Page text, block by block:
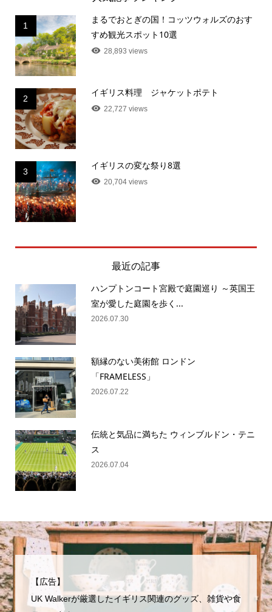
1
まるでおとぎの国！コッツウォルズのおす
すめ観光スポット10選
28,893 views
2
イギリス料理 ジャケットポテト
22,727 views
3
イギリスの変な祭り8選
20,704 views
最近の記事
ハンプトンコート宮殿で庭園巡り ～英国王
室が愛した庭園を歩く...
2026.07.30
額縁のない美術館 ロンドン
「FRAMELESS」
2026.07.22
伝統と気品に満ちた ウィンブルドン・テニ
ス
2026.07.04
【広告】
UK Walkerが厳選したイギリス関連のグッズ、雑貨や食